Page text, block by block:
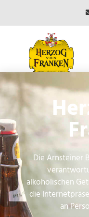
Edeka
← Vorheriger Beitrag
ARNSTEINER BRAUEREI
MAX BENDER GMBH &
Die Arnsteiner
alkoholischen
die
an